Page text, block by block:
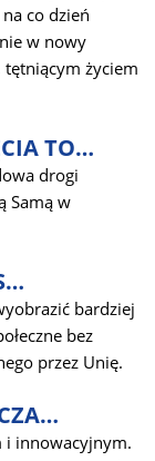
co dzień
w nowy
życiem
TO…
drogi
Samą w
bardziej
bez
przez Unię.
i innowacyjnym.